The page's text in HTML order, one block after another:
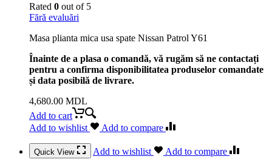
Rated 0 out of 5
Fără evaluări
Masa plianta mica usa spate Nissan Patrol Y61
Înainte de a plasa o comandă, vă rugăm să ne contactați
pentru a confirma disponibilitatea produselor comandate
și data posibilă de livrare.
4,680.00 MDL
Add to cart
Add to wishlist
Add to compare
Quick View Add to wishlist Add to compare